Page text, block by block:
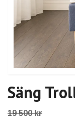
Säng
19 500 kr